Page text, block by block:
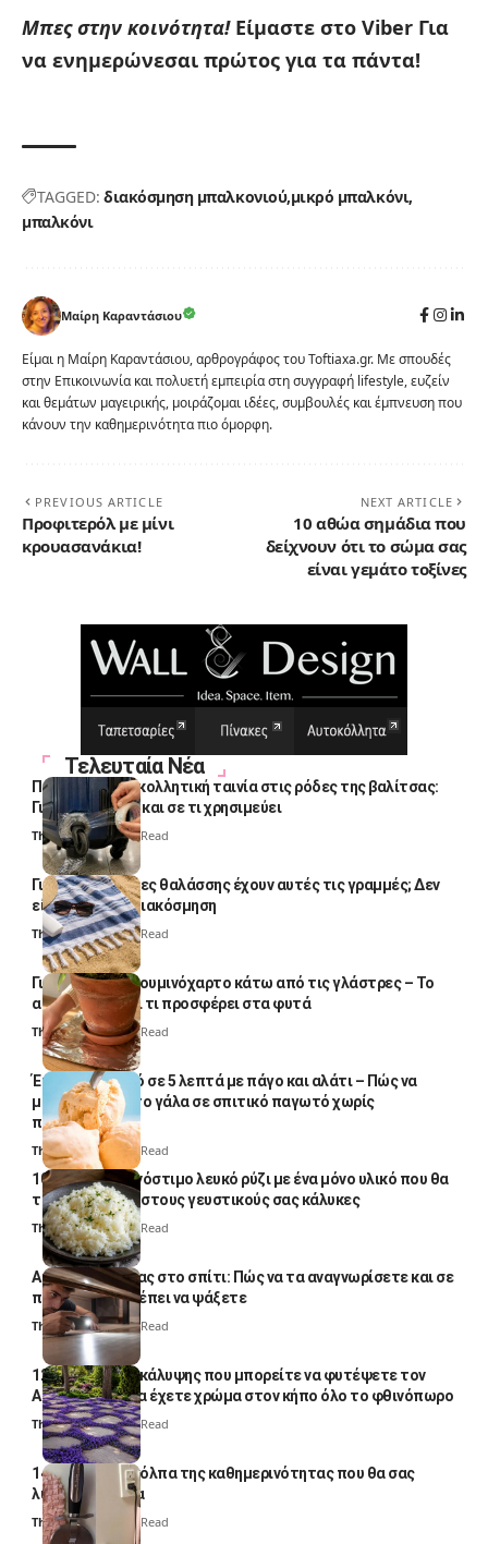
Μπες στην κοινότητα! Είμαστε στο Viber Για
να ενημερώνεσαι πρώτος για τα πάντα!
TAGGED: διακόσμηση μπαλκονιού μικρό μπαλκόνι
μπαλκόνι
Μαίρη Καραντάσιου
Είμαι η Μαίρη Καραντάσιου, αρθρογράφος του Toftiaxa.gr. Με σπουδές
στην Επικοινωνία και πολυετή εμπειρία στη συγγραφή lifestyle, ευζείν
και θεμάτων μαγειρικής, μοιράζομαι ιδέες, συμβουλές και έμπνευση που
κάνουν την καθημερινότητα πιο όμορφη.
PREVIOUS ARTICLE
Προφιτερόλ με μίνι
κρουασανάκια!
NEXT ARTICLE
10 αθώα σημάδια που
δείχνουν ότι το σώμα σας
είναι γεμάτο τοξίνες
Τελευταία Νέα
Πολλοί βάζουν κολλητική ταινία στις ρόδες της βαλίτσας:
Γιατί το κάνουν και σε τι χρησιμεύει
Thali Ombre4 Min Read
Γιατί οι πετσέτες θαλάσσης έχουν αυτές τις γραμμές; Δεν
είναι μόνο για διακόσμηση
Thali Ombre5 Min Read
Γιατί βάζουν αλουμινόχαρτο κάτω από τις γλάστρες – Το
απλό κόλπο και τι προσφέρει στα φυτά
Thali Ombre4 Min Read
Έτοιμο παγωτό σε 5 λεπτά με πάγο και αλάτι – Πώς να
μετατρέψετε το γάλα σε σπιτικό παγωτό χωρίς
παγωτομηχανή
Thali Ombre 4 Min Read
10 φορές ποιο νόστιμο λευκό ρύζι με ένα μόνο υλικό που θα
το απογειώσει στους γευστικούς σας κάλυκες
Thali Ombre4 Min Read
Αυγά κατσαρίδας στο σπίτι: Πώς να τα αναγνωρίσετε και σε
ποια σημεία πρέπει να ψάξετε
Thali Ombre4 Min Read
12 φυτά εδαφοκάλυψης που μπορείτε να φυτέψετε τον
Αύγουστο για να έχετε χρώμα στον κήπο όλο το φθινόπωρο
Thali Ombre7 Min Read
14 πανέξυπνα κόλπα της καθημερινότητας που θα σας
λύσουν τα χέρια
Thali Ombre 6 Min Read